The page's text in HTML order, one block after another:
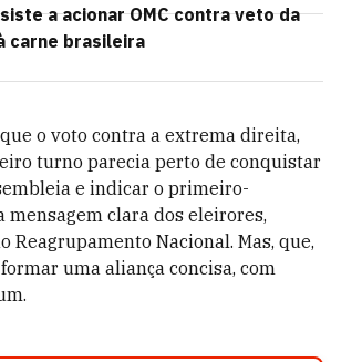
a acionar OMC contra veto da
carne brasileira
o voto contra a extrema direita,
turno parecia perto de conquistar
e indicar o primeiro-
clara dos eleirores,
Reagrupamento Nacional. Mas, que,
uma aliança concisa, com